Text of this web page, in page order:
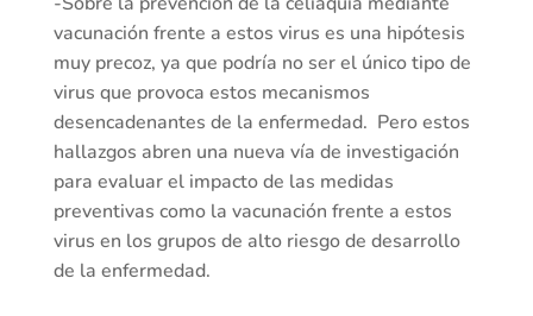
vacunación frente a estos virus es una hipótesis
muy precoz, ya que podría no ser el único tipo de
virus que provoca estos mecanismos
desencadenantes de la enfermedad. Pero estos
hallazgos abren una nueva vía de investigación
para evaluar el impacto de las medidas
preventivas como la vacunación frente a estos
virus en los grupos de alto riesgo de desarrollo
de la enfermedad.